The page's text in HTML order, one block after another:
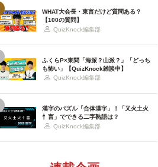
WHAT大会長・東言だけど質問ある？
【100の質問】
QuizKnock編集部
ふくらP×東問「海派？山派？」「どっち
も怖い」【QuizKnock雑談中】
QuizKnock編集部
漢字のパズル「合体漢字」！「又火土火
忄言」でできる二字熟語は？
QuizKnock編集部